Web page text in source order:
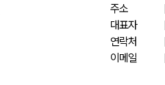
주소
대표자
연락처
이메일